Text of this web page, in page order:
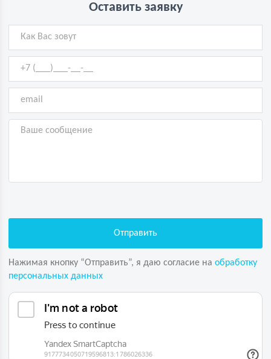
Оставить заявку
Нажимая кнопку “Отправить”, я даю согласие на обработку
персональных данных